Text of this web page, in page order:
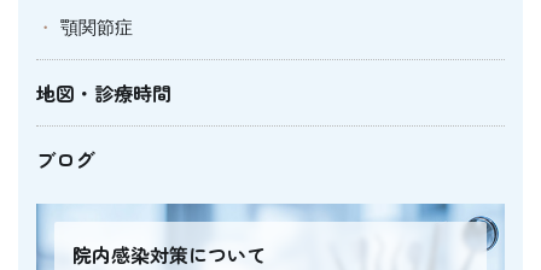
顎関節症
地図・診療時間
ブログ
院内感染対策について